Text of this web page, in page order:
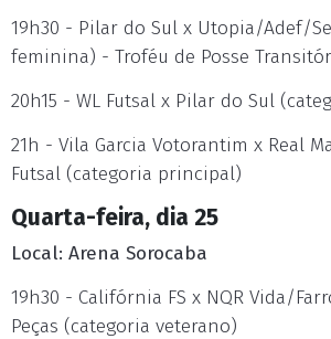
19h30 - Pilar do Sul x Utopia/Adef/
feminina) - Troféu de Posse
20h15 - WL Futsal x Pilar do Sul
21h - Vila Garcia Votorantim x Real
Futsal (categoria principal)
Quarta-feira, dia 25
Local: Arena Sorocaba
19h30 - Califórnia FS x NQR Vida/
Peças (categoria veterano)